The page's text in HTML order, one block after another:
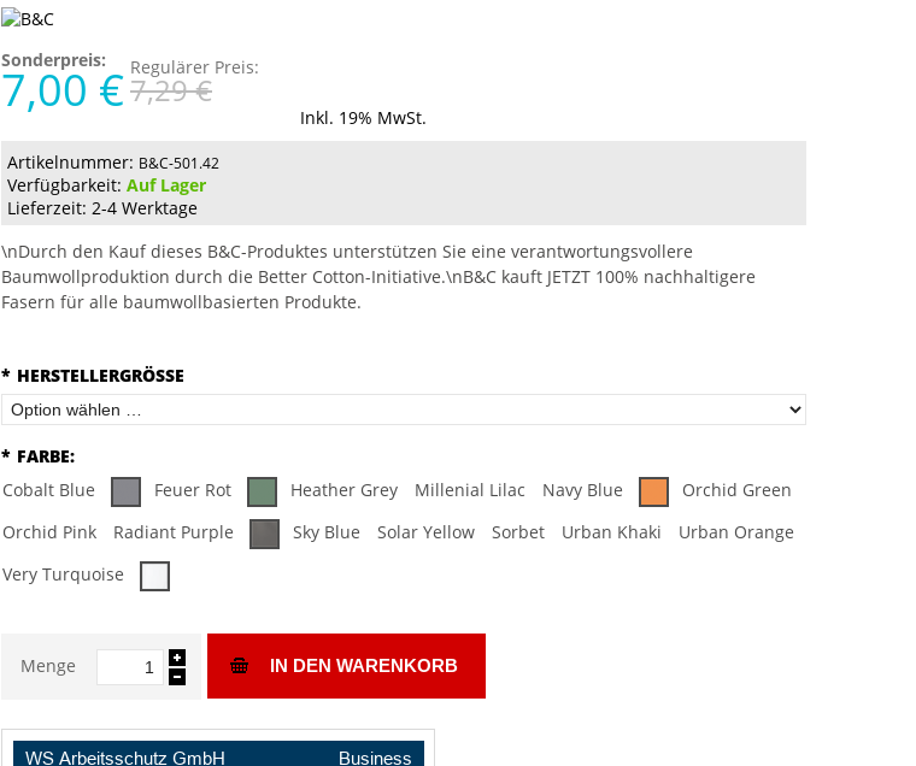
Sonderpreis:
7,00 € Regulärer Preis:
7,29 €
Inkl. 19% MwSt.
Artikelnummer: B&C-501.42
Verfügbarkeit: Auf Lager
Lieferzeit: 2-4 Werktage
\nDurch den Kauf dieses B&C-Produktes unterstützen Sie eine verantwortungsvollere
Baumwollproduktion durch die Better Cotton-Initiative.\nB&C kauft JETZT 100% nachhaltigere
Fasern für alle baumwollbasierten Produkte.
* HERSTELLERGRÖSSE
* FARBE:
Cobalt Blue
Feuer Rot Heather Grey Millenial Lilac Navy Blue
Orchid Green
Orchid Pink
Radiant Purple Sky Blue Solar Yellow Sorbet Urban Khaki
Urban Orange
Very Turquoise
Menge IN DEN WARENKORB